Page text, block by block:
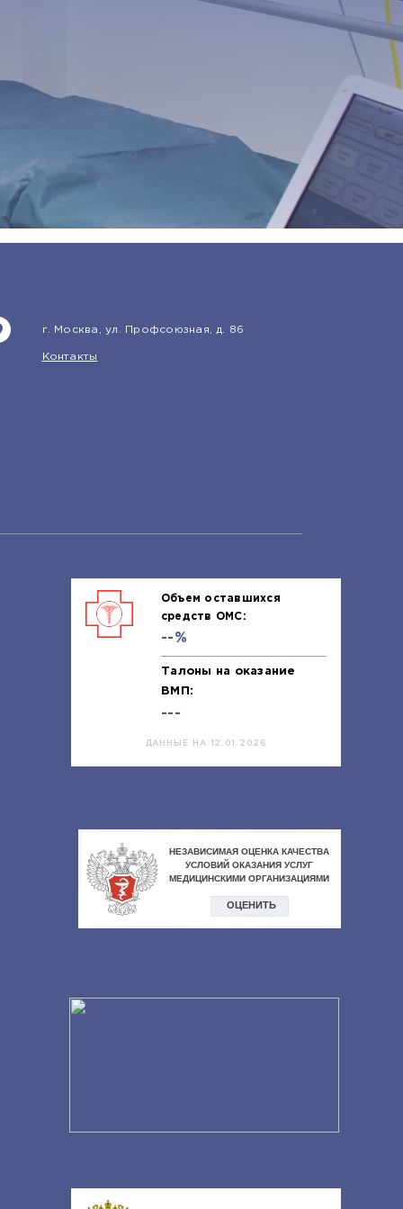
г. Москва, ул. Профсоюзная, д. 86
Контакты
Объем оставшихся
средств ОМС:
--%
Талоны на оказание
ВМП:
---
ДАННЫЕ НА 12.01.2026